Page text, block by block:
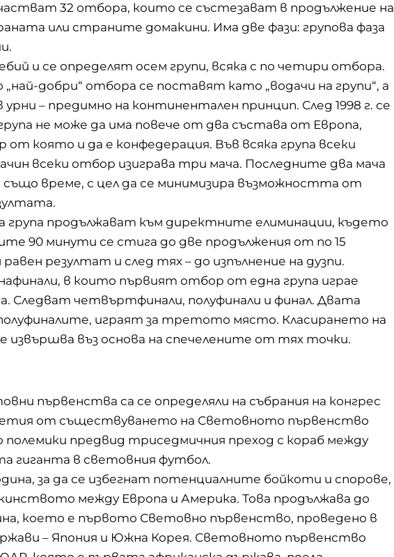
32 отбора, които се състезават в продължение на
или страните домакини. Има две фази: групова фаза
и се определят осем групи, всяка с по четири отбора.
добри“ отбора се поставят като „водачи на групи“, а
– предимно на континентален принцип. След 1998 г. се
не може да има повече от два състава от Европа,
която и да е конфедерация. Във всяка група всеки
всеки отбор изиграва три мача. Последните два мача
също време, с цел да се минимизира възможността от
група продължават към директните елиминации, където
90 минути се стига до две продължения от по 15
резултат и след тях – до изпълнение на дузпи.
в които първият отбор от една група играе
Следват четвъртфинали, полуфинали и финал. Двата
играят за третото място. Класирането на
извършва въз основа на спечелените от тях точки.
първенства са се определяли на събрания на конгрес
от съществуването на Световното първенство
полемики предвид триседмичния преход с кораб между
гиганта в световния футбол.
за да се избегнат потенциалните бойкоти и спорове,
между Европа и Америка. Това продължава до
което е първото Световно първенство, проведено в
– Япония и Южна Корея. Световното първенство